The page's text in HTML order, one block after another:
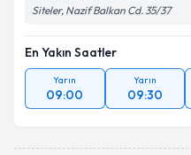
Siteler, Nazif Balkan Cd. 35/37
En Yakın Saatler
Yarın
09:00
Yarın
09:30